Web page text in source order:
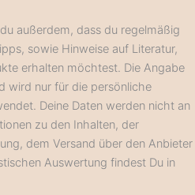
außerdem, dass du regelmäßig
sowie Hinweise auf Literatur,
erhalten möchtest. Die Angabe
wird nur für die persönliche
Deine Daten werden nicht an
zu den Inhalten, der
dem Versand über den Anbieter
Auswertung findest Du in